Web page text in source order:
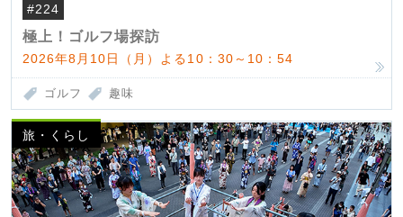
#224
極上！ゴルフ場探訪
2026年8月10日（月）よる10：30～10：54
ゴルフ 趣味
旅・くらし